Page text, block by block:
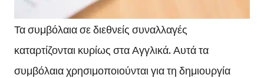
Τα συμβόλαια σε διεθνείς συναλλαγές
καταρτίζονται κυρίως στα Αγγλικά. Αυτά τα
συμβόλαια χρησιμοποιούνται για τη δημιουργία